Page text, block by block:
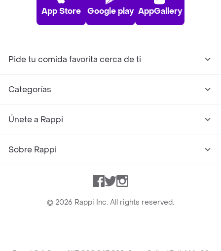
App Store Google play AppGallery
Pide tu comida favorita cerca de ti
Categorías
Únete a Rappi
Sobre Rappi
Facebook
TwitterInstagram
© 2026 Rappi Inc. All rights reserved.